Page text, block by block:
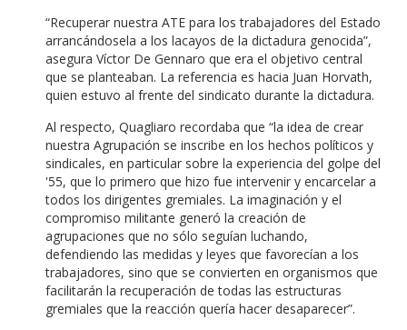
“Recuperar nuestra ATE para los trabajadores del Estado
arrancándosela a los lacayos de la dictadura genocida”,
asegura Víctor De Gennaro que era el objetivo central
que se planteaban. La referencia es hacia Juan Horvath,
quien estuvo al frente del sindicato durante la dictadura.
Al respecto, Quagliaro recordaba que “la idea de crear
nuestra Agrupación se inscribe en los hechos políticos y
sindicales, en particular sobre la experiencia del golpe del
'55, que lo primero que hizo fue intervenir y encarcelar a
todos los dirigentes gremiales. La imaginación y el
compromiso militante generó la creación de
agrupaciones que no sólo seguían luchando,
defendiendo las medidas y leyes que favorecían a los
trabajadores, sino que se convierten en organismos que
facilitarán la recuperación de todas las estructuras
gremiales que la reacción quería hacer desaparecer”.